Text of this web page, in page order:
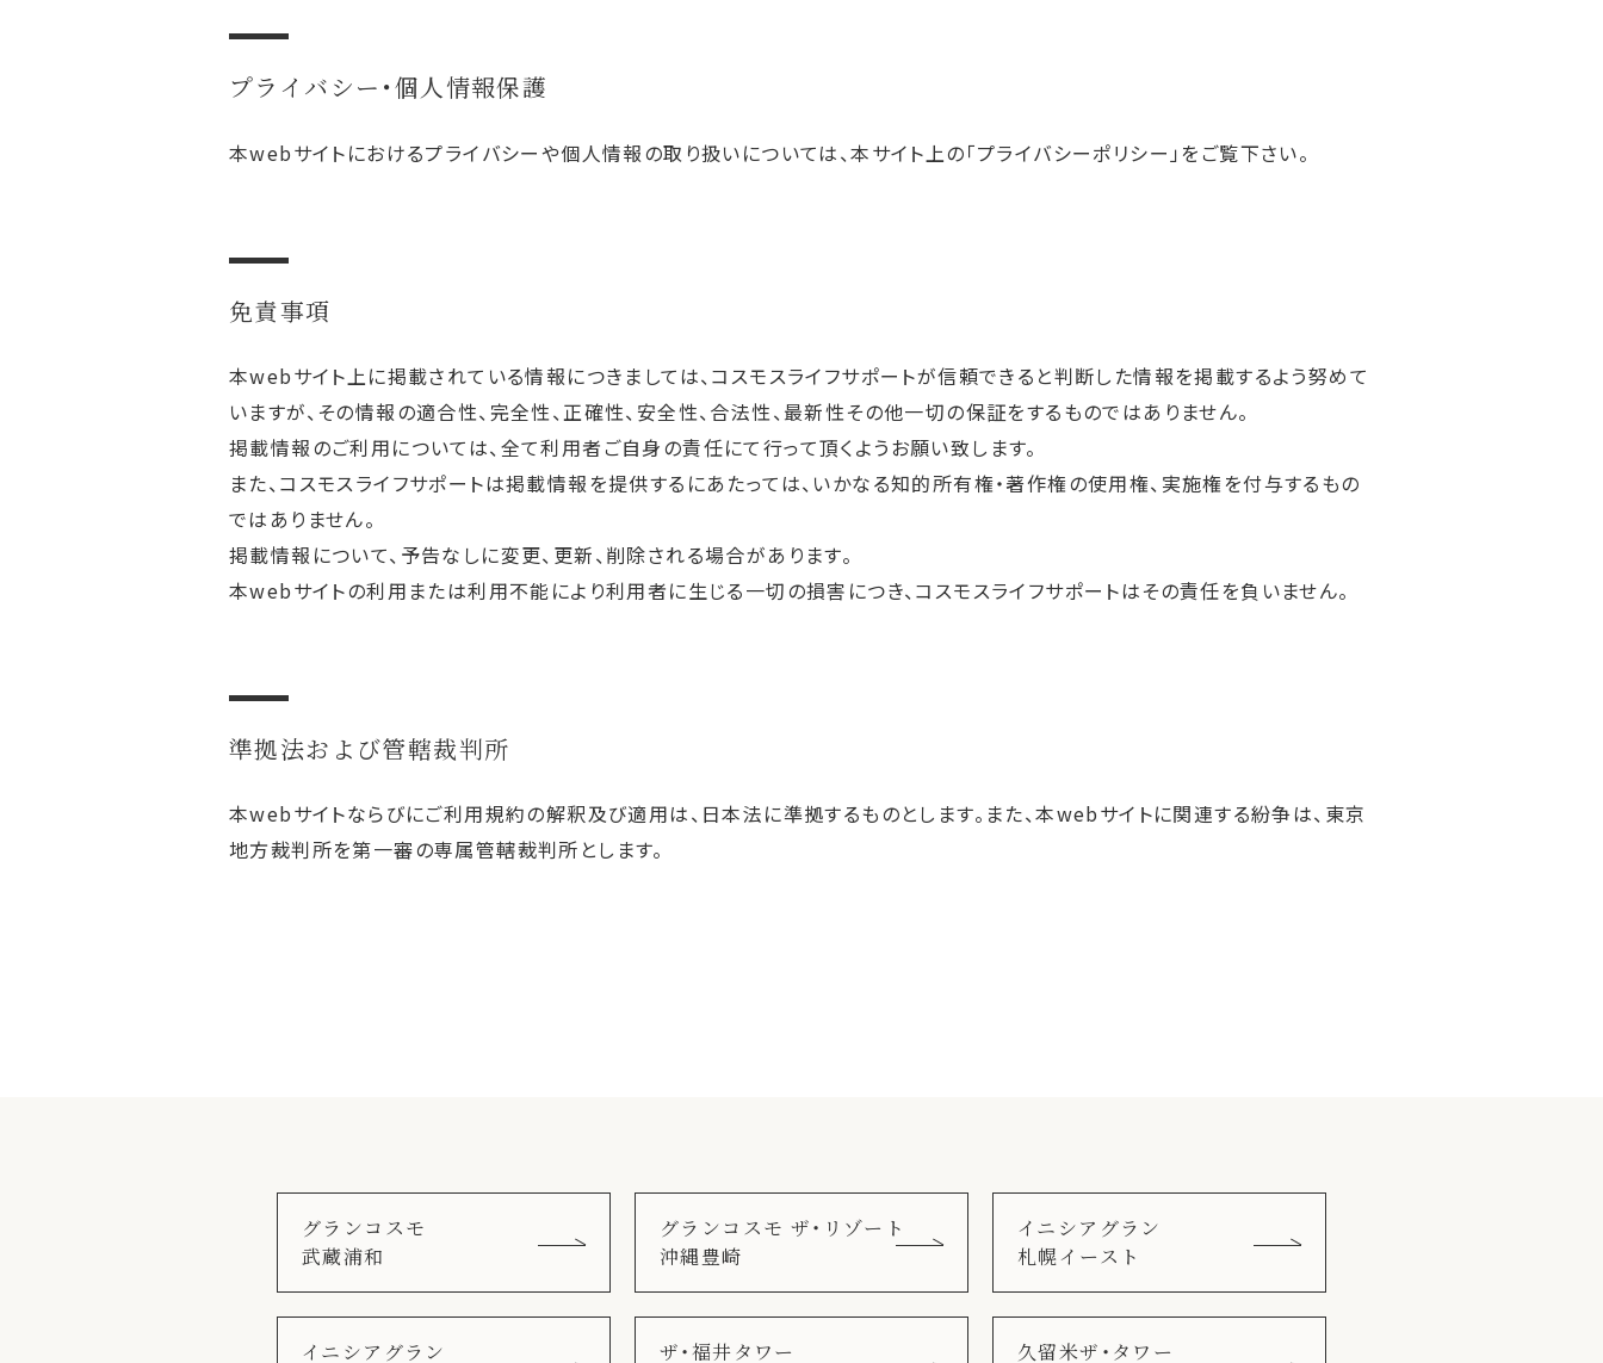
プライバシー・個人情報保護
本webサイトにおけるプライバシーや個人情報の取り扱いについては、本サイト上の「プライバシーポリシー」をご覧下さい。
免責事項
本webサイト上に掲載されている情報につきましては、コスモスライフサポートが信頼できると判断した情報を掲載するよう努めて
いますが、その情報の適合性、完全性、正確性、安全性、合法性、最新性その他一切の保証をするものではありません。
掲載情報のご利用については、全て利用者ご自身の責任にて行って頂くようお願い致します。
また、コスモスライフサポートは掲載情報を提供するにあたっては、いかなる知的所有権・著作権の使用権、実施権を付与するもの
ではありません。
掲載情報について、予告なしに変更、更新、削除される場合があります。
本webサイトの利用または利用不能により利用者に生じる一切の損害につき、コスモスライフサポートはその責任を負いません。
準拠法および管轄裁判所
本webサイトならびにご利用規約の解釈及び適用は、日本法に準拠するものとします。また、本webサイトに関連する紛争は、東京
地方裁判所を第一審の専属管轄裁判所とします。
グランコスモ
武蔵浦和
グランコスモ ザ・リゾート
沖縄豊崎
イニシアグラン
札幌イースト
イニシアグラン
ザ・福井タワー
久留米ザ・タワー